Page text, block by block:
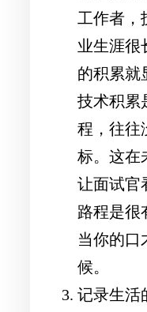
工作者，
业生涯很
的积累就
技术积累
程，往往
标。这在
让面试官
路程是很
当你的口
候。
记录生活